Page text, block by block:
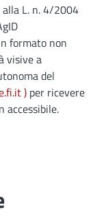
L. n. 4/2004
formato non
visive a
del
) per ricevere
accessibile.